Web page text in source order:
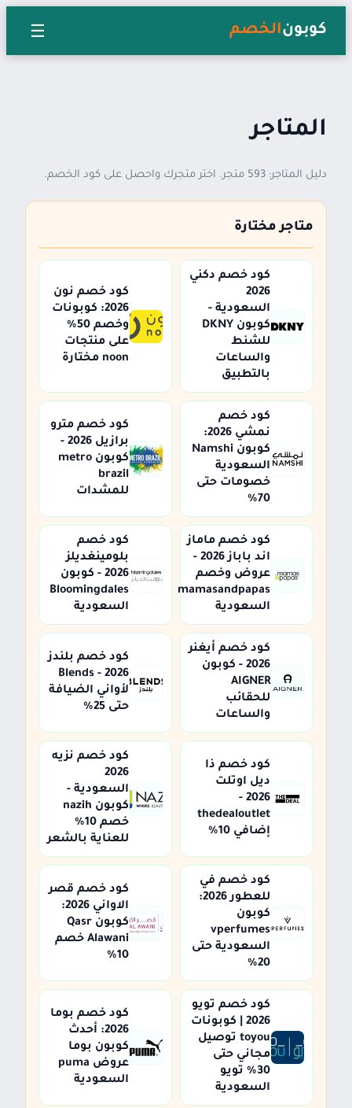
كوبونالخصم ☰
المتاجر
دليل المتاجر: 593 متجر. اختر متجرك واحصل على كود الخصم.
متاجر مختارة
كود خصم دكني
2026
السعودية -
كوبون DKNY
للشنط
والساعات
بالتطبيق
كود خصم نون
2026: كوبونات
وخصم 50%
على منتجات
noon مختارة
كود خصم
نمشي 2026:
كوبون Namshi
السعودية
خصومات حتى
70%
كود خصم مترو
برازيل 2026 -
كوبون metro
brazil
للمشدات
كود خصم ماماز
اند باباز 2026 -
عروض وخصم
mamasandpapas
السعودية
كود خصم
بلومينغديلز
2026 - كوبون
Bloomingdales
السعودية
كود خصم أيغنر
2026 - كوبون
AIGNER
للحقائب
والساعات
كود خصم بلندز
2026 - Blends
لأواني الضيافة
حتى 25%
كود خصم ذا
ديل اوتلت
2026 -
thedealoutlet
إضافي 10%
كود خصم نزيه
2026
السعودية -
كوبون nazih
خصم 10%
للعناية بالشعر
كود خصم في
للعطور 2026:
كوبون
vperfumes
السعودية حتى
20%
كود خصم قصر
الاواني 2026:
كوبون Qasr
Alawani خصم
10%
كود خصم تويو
2026 | كوبونات
toyou توصيل
مجاني حتى
30% تويو
السعودية
كود خصم بوما
2026: أحدث
كوبون بوما
عروض puma
السعودية